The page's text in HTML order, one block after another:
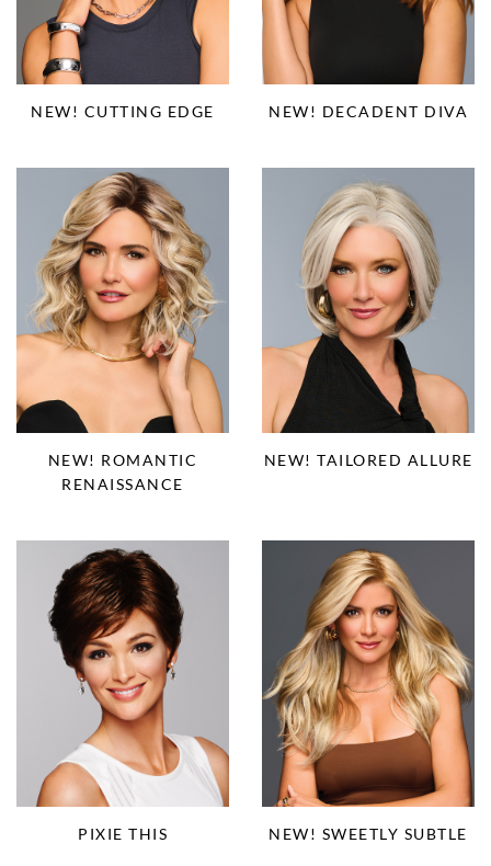
NEW! CUTTING EDGE NEW! DECADENT DIVA
NEW! ROMANTIC
RENAISSANCE
NEW! TAILORED ALLURE
PIXIE THIS NEW! SWEETLY SUBTLE